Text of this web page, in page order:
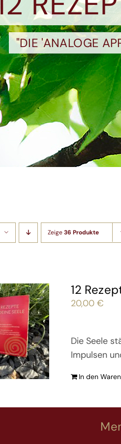
"DIE 'ANALOGE
Zeige36 Produkte
12
20,00€
Die Seele
Impulsen
In den